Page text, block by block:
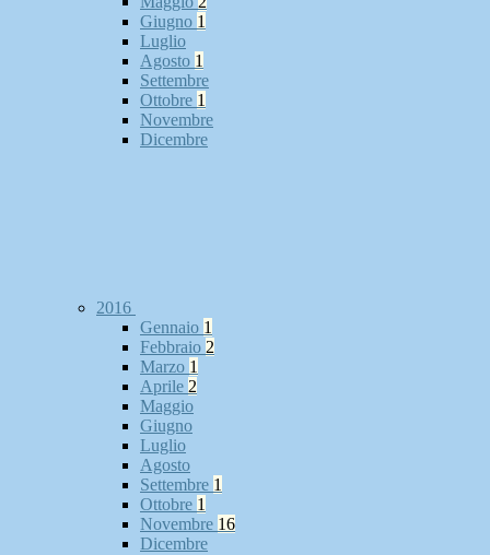
Giugno 1
Luglio
Agosto 1
Settembre
Ottobre 1
Novembre
Dicembre
2016
Gennaio 1
Febbraio 2
Marzo 1
Aprile 2
Maggio
Giugno
Luglio
Agosto
Settembre 1
Ottobre 1
Novembre 16
Dicembre